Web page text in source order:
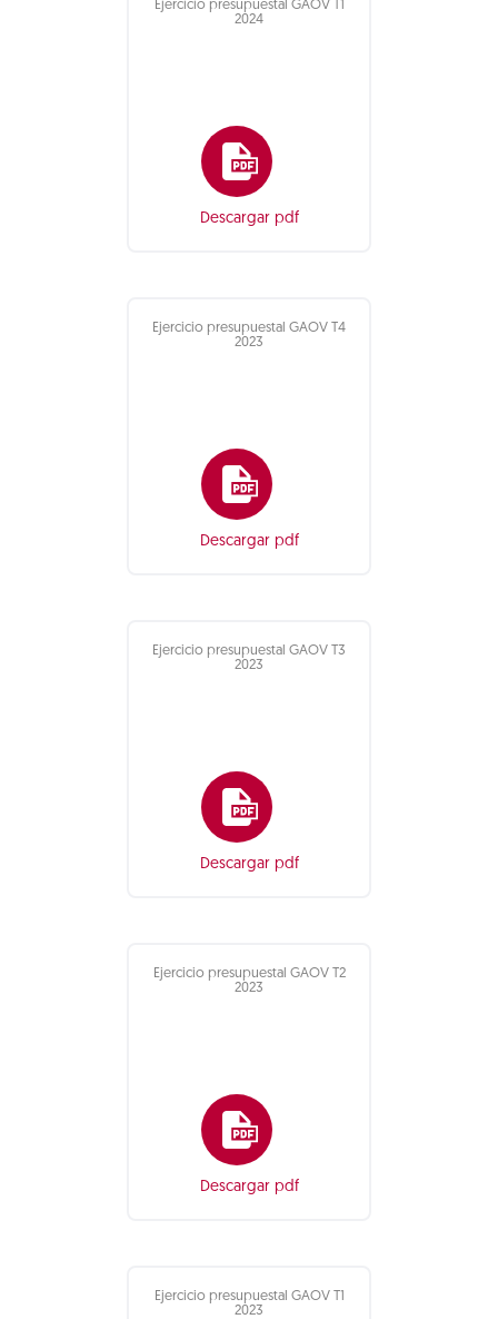
Ejercicio presupuestal GAOV T1
2024
Descargar pdf
Ejercicio presupuestal GAOV T4
2023
Descargar pdf
Ejercicio presupuestal GAOV T3
2023
Descargar pdf
Ejercicio presupuestal GAOV T2
2023
Descargar pdf
Ejercicio presupuestal GAOV T1
2023